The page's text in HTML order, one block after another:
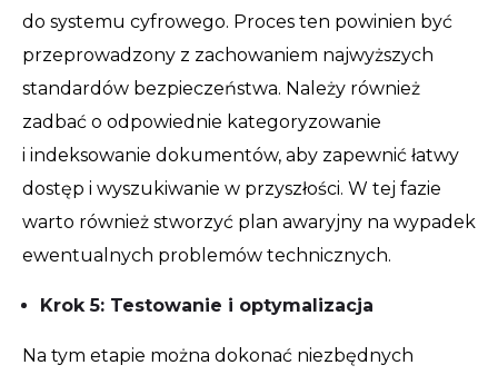
do systemu cyfrowego. Proces ten powinien być
przeprowadzony z zachowaniem najwyższych
standardów bezpieczeństwa. Należy również
zadbać o odpowiednie kategoryzowanie
i indeksowanie dokumentów, aby zapewnić łatwy
dostęp i wyszukiwanie w przyszłości. W tej fazie
warto również stworzyć plan awaryjny na wypadek
ewentualnych problemów technicznych.
Krok 5: Testowanie i optymalizacja
Na tym etapie można dokonać niezbędnych